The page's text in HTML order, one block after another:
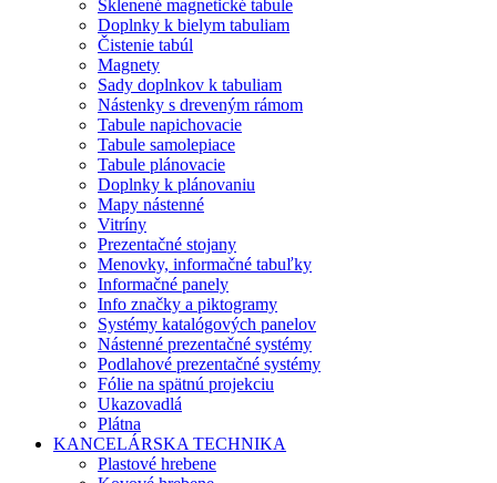
Sklenené magnetické tabule
Doplnky k bielym tabuliam
Čistenie tabúl
Magnety
Sady doplnkov k tabuliam
Nástenky s dreveným rámom
Tabule napichovacie
Tabule samolepiace
Tabule plánovacie
Doplnky k plánovaniu
Mapy nástenné
Vitríny
Prezentačné stojany
Menovky, informačné tabuľky
Informačné panely
Info značky a piktogramy
Systémy katalógových panelov
Nástenné prezentačné systémy
Podlahové prezentačné systémy
Fólie na spätnú projekciu
Ukazovadlá
Plátna
KANCELÁRSKA TECHNIKA
Plastové hrebene